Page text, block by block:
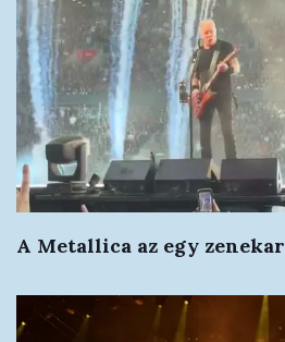
A Metallica az egy zenekar